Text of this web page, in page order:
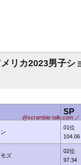
リカ2023男子シ
@scramble-talk.com
SP
01位
104.06
ズ
02位
97.34